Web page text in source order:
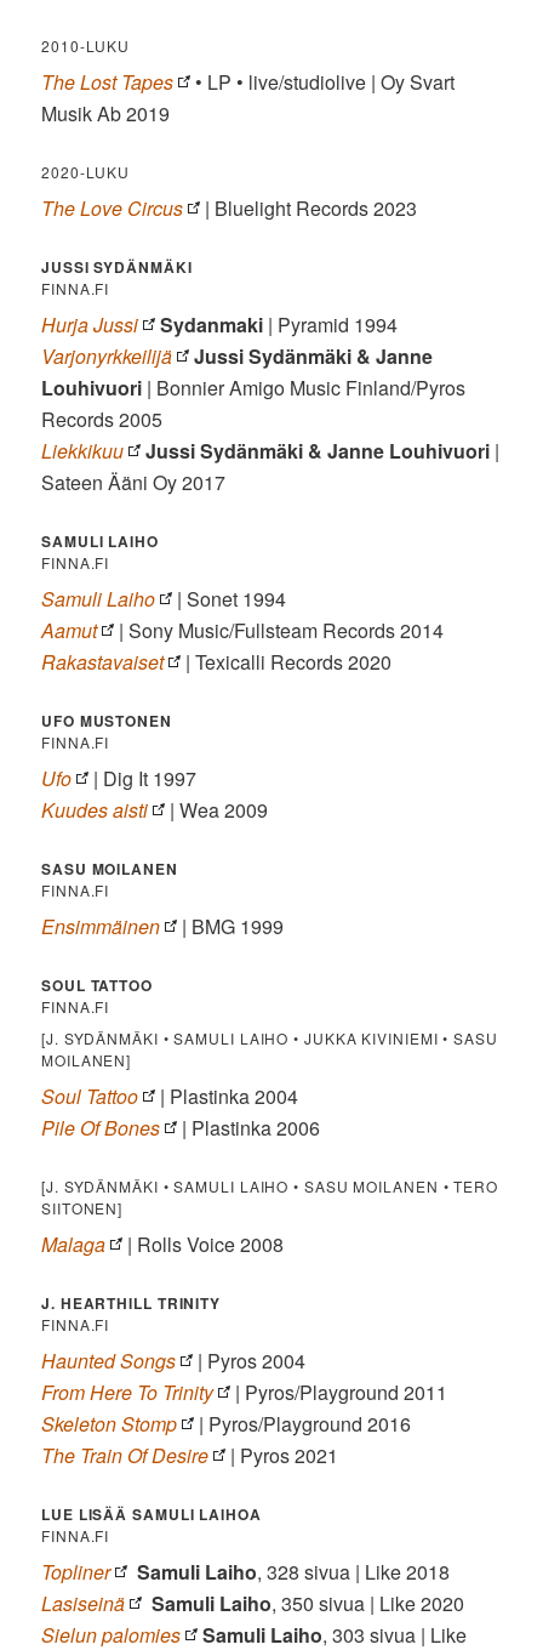
2010-LUKU
The Lost Tapes
• LP • live/studiolive | Oy Svart
Musik Ab 2019
2020-LUKU
The Love Circus | Bluelight Records 2023
JUSSI SYDÄNMÄKI
FINNA.FI
Hurja Jussi Sydanmaki | Pyramid 1994
Varjonyrkkeilijä
Jussi Sydänmäki & Janne
Louhivuori | Bonnier Amigo Music Finland/Pyros
Records 2005
Liekkikuu
Jussi Sydänmäki & Janne Louhivuori |
Sateen Ääni Oy 2017
SAMULI LAIHO
FINNA.FI
Samuli Laiho
| Sonet 1994
Aamut
| Sony Music/Fullsteam Records 2014
Rakastavaiset
| Texicalli Records 2020
UFO MUSTONEN
FINNA.FI
Ufo
| Dig It 1997
Kuudes aisti
| Wea 2009
SASU MOILANEN
FINNA.FI
Ensimmäinen | BMG 1999
SOUL TATTOO
FINNA.FI
[J. SYDÄNMÄKI • SAMULI LAIHO • JUKKA KIVINIEMI • SASU
MOILANEN]
Soul Tattoo
| Plastinka 2004
Pile Of Bones
| Plastinka 2006
[J. SYDÄNMÄKI • SAMULI LAIHO • SASU MOILANEN • TERO
SIITONEN]
Malaga | Rolls Voice 2008
J. HEARTHILL TRINITY
FINNA.FI
Haunted Songs
| Pyros 2004
From Here To Trinity
| Pyros/Playground 2011
Skeleton Stomp
| Pyros/Playground 2016
The Train Of Desire
| Pyros 2021
LUE LISÄÄ SAMULI LAIHOA
FINNA.FI
Topliner Samuli Laiho, 328 sivua | Like 2018
Lasiseinä
Samuli Laiho, 350 sivua | Like 2020
Sielun palomies
Samuli Laiho, 303 sivua | Like